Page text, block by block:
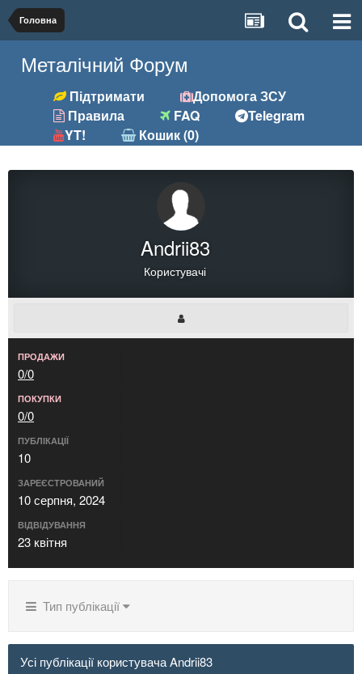
Головна
Металічний Форум
Підтримати
Допомога ЗСУ
Правила
FAQ
Telegram
YT!
Кошик (0)
Andrii83
Користувачі
ПРОДАЖИ
0/0
ПОКУПКИ
0/0
ПУБЛІКАЦІЇ
10
ЗАРЕЄСТРОВАНИЙ
10 серпня, 2024
ВІДВІДУВАННЯ
23 квітня
Тип публікації
Усі публікації користувача Andrii83